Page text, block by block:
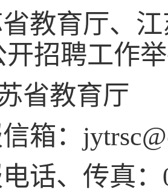
教育厅、
开招聘工作
省教育厅
箱：
话、传真：